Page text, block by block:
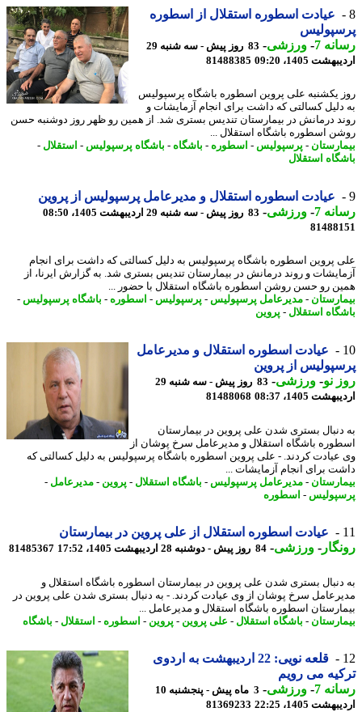
عیادت اسطوره استقلال از اسطوره
7
-ورزشی-
83 روز پیش - سه شنبه 29
1405، 09:20
81488385
یکشنبه علی پروین اسطوره باشگاه پرسپولیس
کسالتی که داشت برای انجام آزمایشات و
درمانش در بیمارستان تندیس بستری شد. از همین رو ظهر روز دوشنبه حسن
اسطوره باشگاه استقلال ...
-پرسپولیس-اسطوره-باشگاه-باشگاه پرسپولیس-استقلال-
استقلال
عیادت اسطوره استقلال و مدیرعامل پرسپولیس از پروین
7
-ورزشی-83 روز پیش - سه شنبه 29 اردیبهشت 1405، 08:50
پروین اسطوره باشگاه پرسپولیس به دلیل کسالتی که داشت برای انجام
و روند درمانش در بیمارستان تندیس بستری شد. به گزارش ایرنا، از
رو حسن روشن اسطوره باشگاه استقلال با حضور ...
-مدیرعامل پرسپولیس-پرسپولیس-اسطوره-باشگاه پرسپولیس-
استقلال-پروین
عیادت اسطوره استقلال و مدیرعامل
از پروین
نو- ورزشی-
83 روز پیش - سه شنبه 29
1405، 08:37
81488068
بستری شدن علی پروین در بیمارستان
باشگاه استقلال و مدیرعامل سرخ پوشان از
کردند. - علی پروین اسطوره باشگاه پرسپولیس به دلیل کسالتی که
برای انجام آزمایشات ...
-مدیرعامل پرسپولیس-باشگاه استقلال-پروین -مدیرعامل-
-اسطوره
عیادت اسطوره استقلال از علی پروین در بیمارستان
-ورزشی-84 روز پیش - دوشنبه 28 اردیبهشت 1405، 17:52 81485367
بستری شدن علی پروین در بیمارستان اسطوره باشگاه استقلال و
سرخ پوشان از وی عیادت کردند. - به دنبال بستری شدن علی پروین در
اسطوره باشگاه استقلال و مدیرعامل ...
-باشگاه استقلال-علی پروین -پروین -اسطوره-استقلال-باشگاه
قلعه نویی: 22 اردیبهشت به اردوی
می رویم
7
-ورزشی-
3 ماه پیش - پنجشنبه 10
1405، 22:25
81369233